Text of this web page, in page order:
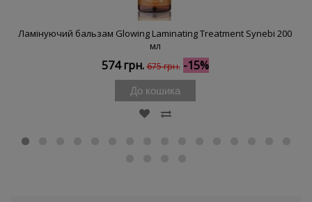
Ламінуючий бальзам Glowing Laminating Treatment Synebi 200
мл
574 грн. 675 грн. -15%
До кошика